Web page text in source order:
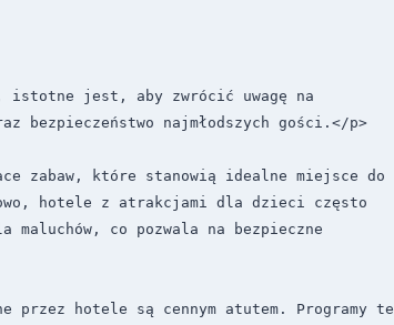
istotne jest, aby zwrócić uwagę na
bezpieczeństwo najmłodszych gości.</p>
zabaw, które stanowią idealne miejsce do
hotele z atrakcjami dla dzieci często
co pozwala na bezpieczne
przez hotele są cennym atutem. Programy te